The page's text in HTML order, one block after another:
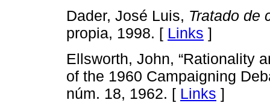
Dader, José Luis, Tratado de
propia, 1998. [ Links ]
Ellsworth, John, “Rationality
of the 1960 Campaigning
núm. 18, 1962. [ Links ]